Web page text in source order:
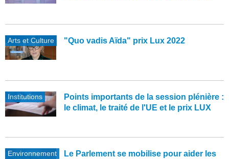
Arts et Culture "Quo vadis Aïda" prix Lux 2022
Institutions
Points importants de la session plénière :
le climat, le traité de l'UE et le prix LUX
Environnement
Le Parlement se mobilise pour aider les